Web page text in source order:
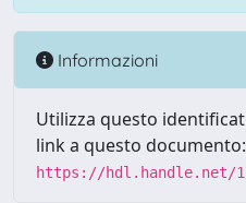
Informazioni
Utilizza questo
link a questo documento:
https://hdl.handle.net/